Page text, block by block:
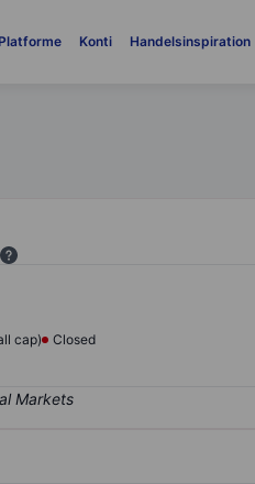
Platforme Konti Handelsinspiration
cap)
Closed